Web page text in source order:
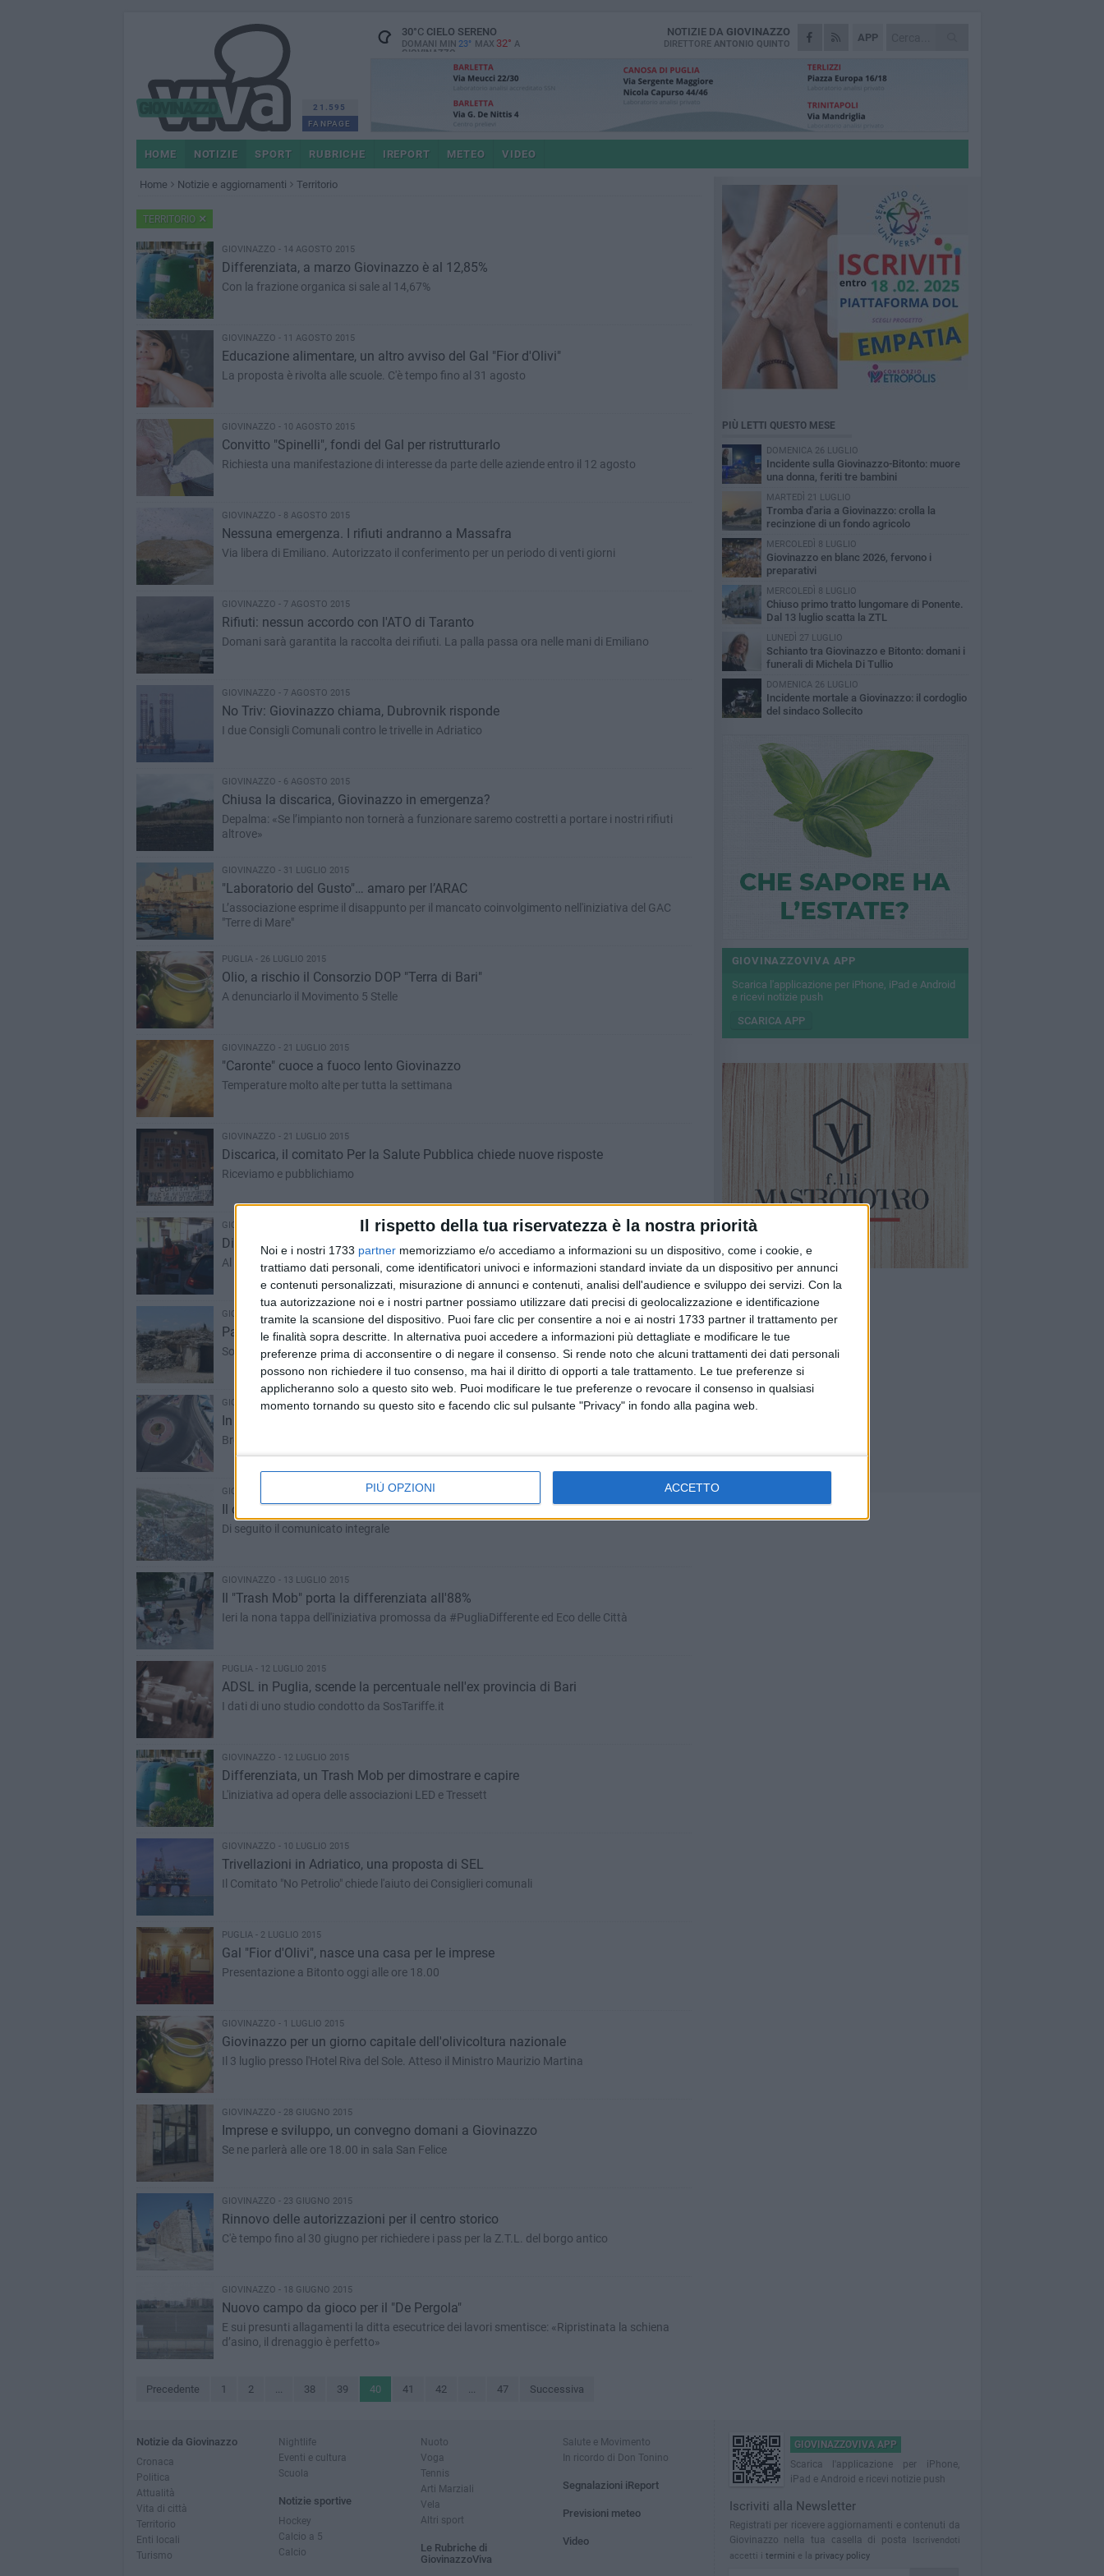
Il rispetto della tua riservatezza è la nostra priorità
Noi e i nostri 1733 partner memorizziamo e/o accediamo a informazioni su un dispositivo, come i cookie, e
trattiamo dati personali, come identificatori univoci e informazioni standard inviate da un dispositivo per annunci
e contenuti personalizzati, misurazione di annunci e contenuti, analisi dell'audience e sviluppo dei servizi. Con la
tua autorizzazione noi e i nostri partner possiamo utilizzare dati precisi di geolocalizzazione e identificazione
tramite la scansione del dispositivo. Puoi fare clic per consentire a noi e ai nostri 1733 partner il trattamento per
le finalità sopra descritte. In alternativa puoi accedere a informazioni più dettagliate e modificare le tue
preferenze prima di acconsentire o di negare il consenso. Si rende noto che alcuni trattamenti dei dati personali
possono non richiedere il tuo consenso, ma hai il diritto di opporti a tale trattamento. Le tue preferenze si
applicheranno solo a questo sito web. Puoi modificare le tue preferenze o revocare il consenso in qualsiasi
momento tornando su questo sito e facendo clic sul pulsante "Privacy" in fondo alla pagina web.
PIÙ OPZIONI ACCETTO
21.595
FANPAGE
30°CCIELO SERENO
DOMANI MIN 23° MAX 32° A
GIOVINAZZO
APP
NOTIZIE DA GIOVINAZZO
DIRETTORE ANTONIO QUINTO
HOME NOTIZIE SPORT RUBRICHE IREPORT METEO VIDEO
Home Notizie e aggiornamenti Territorio
TERRITORIO
GIOVINAZZO - 14 AGOSTO 2015
Differenziata, a marzo Giovinazzo è al 12,85%
Con la frazione organica si sale al 14,67%
GIOVINAZZO - 11 AGOSTO 2015
Educazione alimentare, un altro avviso del Gal "Fior d'Olivi"
La proposta è rivolta alle scuole. C'è tempo fino al 31 agosto
GIOVINAZZO - 10 AGOSTO 2015
Convitto "Spinelli", fondi del Gal per ristrutturarlo
Richiesta una manifestazione di interesse da parte delle aziende entro il 12 agosto
GIOVINAZZO - 8 AGOSTO 2015
Nessuna emergenza. I rifiuti andranno a Massafra
Via libera di Emiliano. Autorizzato il conferimento per un periodo di venti giorni
GIOVINAZZO - 7 AGOSTO 2015
Rifiuti: nessun accordo con l'ATO di Taranto
Domani sarà garantita la raccolta dei rifiuti. La palla passa ora nelle mani di Emiliano
GIOVINAZZO - 7 AGOSTO 2015
No Triv: Giovinazzo chiama, Dubrovnik risponde
I due Consigli Comunali contro le trivelle in Adriatico
GIOVINAZZO - 6 AGOSTO 2015
Chiusa la discarica, Giovinazzo in emergenza?
Depalma: «Se l’impianto non tornerà a funzionare saremo costretti a portare i nostri rifiuti
altrove»
GIOVINAZZO - 31 LUGLIO 2015
"Laboratorio del Gusto"… amaro per l’ARAC
L’associazione esprime il disappunto per il mancato coinvolgimento nell'iniziativa del GAC
"Terre di Mare"
PUGLIA - 26 LUGLIO 2015
Olio, a rischio il Consorzio DOP "Terra di Bari"
A denunciarlo il Movimento 5 Stelle
GIOVINAZZO - 21 LUGLIO 2015
"Caronte" cuoce a fuoco lento Giovinazzo
Temperature molto alte per tutta la settimana
GIOVINAZZO - 21 LUGLIO 2015
Discarica, il comitato Per la Salute Pubblica chiede nuove risposte
Riceviamo e pubblichiamo
GIOVINAZZO - 19 LUGLIO 2015
Differenziata, controlli a tappeto in tutta Giovinazzo
Al lavoro Polizia Locale ed operatori ecologici
GIOVINAZZO - 17 LUGLIO 2015
Parchi archeologici e teatri, in arrivo fondi per 14 milioni
Sono stati stanziati dalla Regione Puglia. Ne beneficierà anche il Dolmen di Giovinazzo
GIOVINAZZO - 17 LUGLIO 2015
In volo il drone della Polizia Locale
Breve dimostrazione lungo via Molfetta, nei pressi delle due nuove rotatorie
GIOVINAZZO - 13 LUGLIO 2015
Il comitato per la Salute Pubblica chiede chiarezza sulla discarica
Di seguito il comunicato integrale
GIOVINAZZO - 13 LUGLIO 2015
Il "Trash Mob" porta la differenziata all'88%
Ieri la nona tappa dell'iniziativa promossa da #PugliaDifferente ed Eco delle Città
PUGLIA - 12 LUGLIO 2015
ADSL in Puglia, scende la percentuale nell'ex provincia di Bari
I dati di uno studio condotto da SosTariffe.it
GIOVINAZZO - 12 LUGLIO 2015
Differenziata, un Trash Mob per dimostrare e capire
L'iniziativa ad opera delle associazioni LED e Tressett
GIOVINAZZO - 10 LUGLIO 2015
Trivellazioni in Adriatico, una proposta di SEL
Il Comitato "No Petrolio" chiede l'aiuto dei Consiglieri comunali
PUGLIA - 2 LUGLIO 2015
Gal "Fior d'Olivi", nasce una casa per le imprese
Presentazione a Bitonto oggi alle ore 18.00
GIOVINAZZO - 1 LUGLIO 2015
Giovinazzo per un giorno capitale dell'olivicoltura nazionale
Il 3 luglio presso l'Hotel Riva del Sole. Atteso il Ministro Maurizio Martina
GIOVINAZZO - 28 GIUGNO 2015
Imprese e sviluppo, un convegno domani a Giovinazzo
Se ne parlerà alle ore 18.00 in sala San Felice
GIOVINAZZO - 23 GIUGNO 2015
Rinnovo delle autorizzazioni per il centro storico
C'è tempo fino al 30 giugno per richiedere i pass per la Z.T.L. del borgo antico
GIOVINAZZO - 18 GIUGNO 2015
Nuovo campo da gioco per il "De Pergola"
E sui presunti allagamenti la ditta esecutrice dei lavori smentisce: «Ripristinata la schiena
d’asino, il drenaggio è perfetto»
Precedente 1 2 ... 38 39 40 41 42 ... 47 Successiva
PIÙ LETTI QUESTO MESE
DOMENICA 26 LUGLIO
Incidente sulla Giovinazzo-Bitonto: muore
una donna, feriti tre bambini
MARTEDÌ 21 LUGLIO
Tromba d'aria a Giovinazzo: crolla la
recinzione di un fondo agricolo
MERCOLEDÌ 8 LUGLIO
Giovinazzo en blanc 2026, fervono i
preparativi
MERCOLEDÌ 8 LUGLIO
Chiuso primo tratto lungomare di Ponente.
Dal 13 luglio scatta la ZTL
LUNEDÌ 27 LUGLIO
Schianto tra Giovinazzo e Bitonto: domani i
funerali di Michela Di Tullio
DOMENICA 26 LUGLIO
Incidente mortale a Giovinazzo: il cordoglio
del sindaco Sollecito
GIOVINAZZOVIVA APP
Scarica l'applicazione per iPhone, iPad e Android
e ricevi notizie push
SCARICA APP
Notizie da Giovinazzo
Cronaca
Politica
Attualità
Vita di città
Territorio
Enti locali
Turismo
Nightlife
Eventi e cultura
Scuola
Notizie sportive
Hockey
Calcio a 5
Calcio
Nuoto
Voga
Tennis
Arti Marziali
Vela
Altri sport
Le Rubriche di
GiovinazzoViva
Salute e Movimento
In ricordo di Don Tonino
Segnalazioni iReport
Previsioni meteo
Video
GIOVINAZZOVIVA APP
Scarica l'applicazione per iPhone,
iPad e Android e ricevi notizie push
Iscriviti alla Newsletter
Registrati per ricevere aggiornamenti e contenuti da
Giovinazzo nella tua casella di posta
Iscrivendoti
accetti i termini e la privacy policy